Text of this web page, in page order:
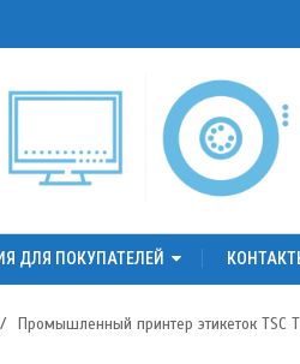
ДЛЯ ПОКУПАТЕЛЕЙ
/ Промышленный принтер этикеток TSC